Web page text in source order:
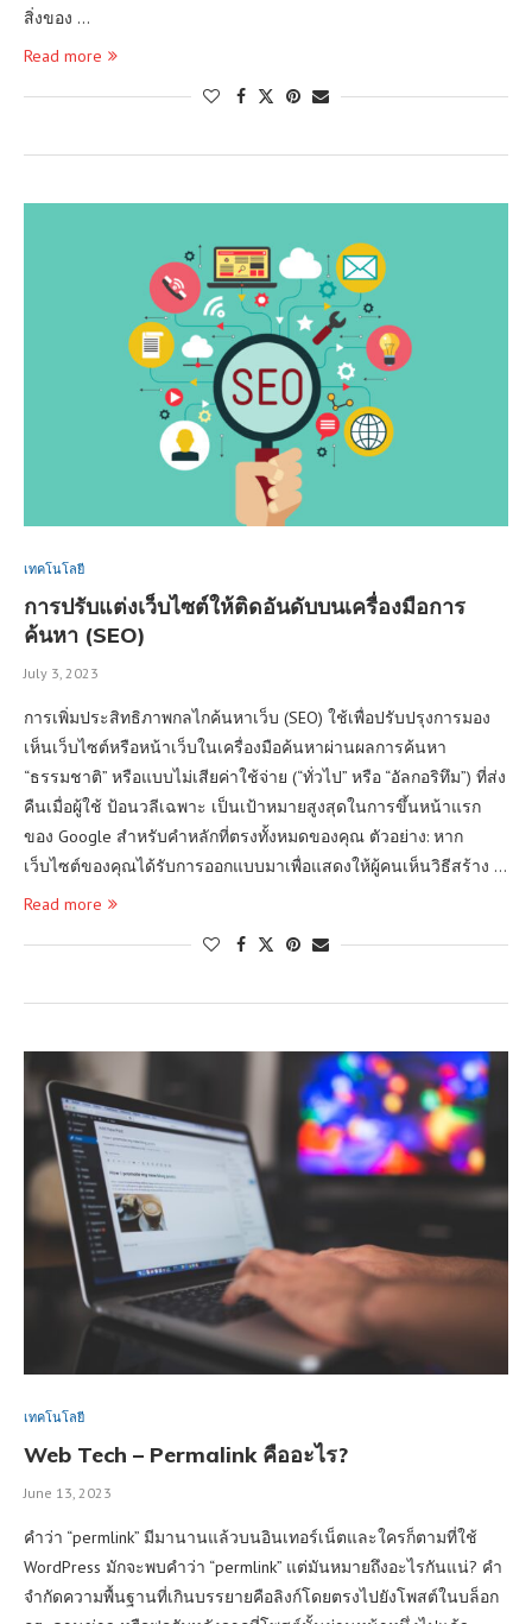
สิ่งของ …
Read more
เทคโนโลยี
การปรับแต่งเว็บไซต์ให้ติดอันดับบนเครื่องมือการ
ค้นหา (SEO)
July 3, 2023
การเพิ่มประสิทธิภาพกลไกค้นหาเว็บ (SEO) ใช้เพื่อปรับปรุงการมอง
เห็นเว็บไซต์หรือหน้าเว็บในเครื่องมือค้นหาผ่านผลการค้นหา
“ธรรมชาติ” หรือแบบไม่เสียค่าใช้จ่าย (“ทั่วไป” หรือ “อัลกอริทึม”) ที่ส่ง
คืนเมื่อผู้ใช้ ป้อนวลีเฉพาะ เป็นเป้าหมายสูงสุดในการขึ้นหน้าแรก
ของ Google สำหรับคำหลักที่ตรงทั้งหมดของคุณ ตัวอย่าง: หาก
เว็บไซต์ของคุณได้รับการออกแบบมาเพื่อแสดงให้ผู้คนเห็นวิธีสร้าง …
Read more
เทคโนโลยี
Web Tech – Permalink คืออะไร?
June 13, 2023
คำว่า “permlink” มีมานานแล้วบนอินเทอร์เน็ตและใครก็ตามที่ใช้
WordPress มักจะพบคำว่า “permlink” แต่มันหมายถึงอะไรกันแน่? คำ
จำกัดความพื้นฐานที่เกินบรรยายคือลิงก์โดยตรงไปยังโพสต์ในบล็อก